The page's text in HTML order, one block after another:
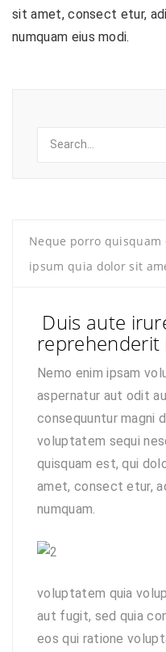
sit amet, consect etur,
numquam eius modi.
Search
Neque porro quisquam
ipsum quia dolor sit
Duis aute
reprehenderit
Nemo enim ipsam
aspernatur aut odit
consequuntur magni
voluptatem sequi
quisquam est, qui
amet, consect etur,
numquam.
voluptatem quia
aut fugit, sed quia
eos qui ratione